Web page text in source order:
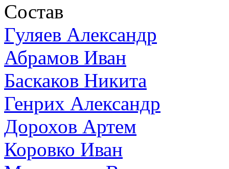
Состав
Гуляев Александр
Абрамов Иван
Баскаков Никита
Генрих Александр
Дорохов Артем
Коровко Иван